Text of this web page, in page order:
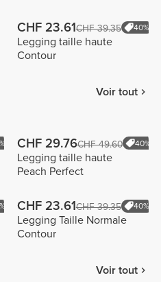
CHF 23.61CHF 39.35 40%
Legging taille haute
Contour
Voir tout
CHF 29.76CHF 49.60 40%
Legging taille haute
Peach Perfect
CHF 23.61CHF 39.35 40%
Legging Taille Normale
Contour
Voir tout